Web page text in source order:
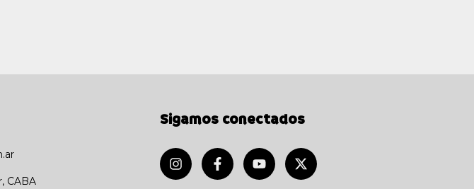
CABA
Sigamos conectados